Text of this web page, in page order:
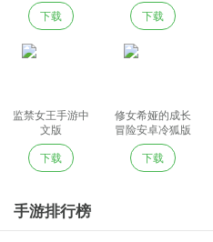
下载
下载
监禁女王手游中
文版
下载
修女希娅的成长
冒险安卓冷狐版
下载
手游排行榜